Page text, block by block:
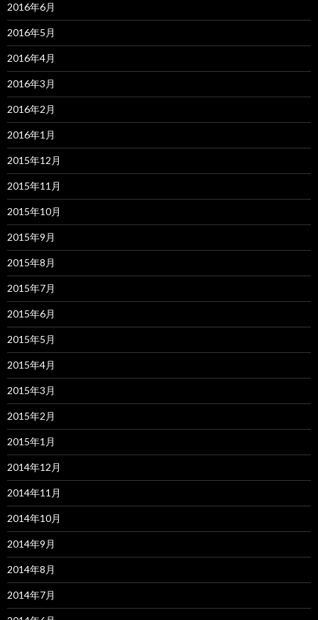
2016年6月
2016年5月
2016年4月
2016年3月
2016年2月
2016年1月
2015年12月
2015年11月
2015年10月
2015年9月
2015年8月
2015年7月
2015年6月
2015年5月
2015年4月
2015年3月
2015年2月
2015年1月
2014年12月
2014年11月
2014年10月
2014年9月
2014年8月
2014年7月